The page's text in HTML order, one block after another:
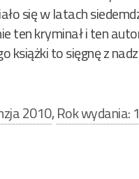
się w latach
ten kryminał i ten
książki to sięgnę z
2010,Rok wydania: